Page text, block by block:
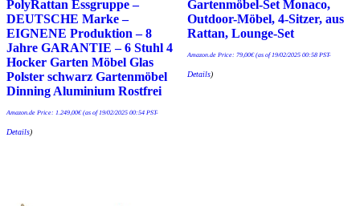
PolyRattan Essgruppe –
DEUTSCHE Marke –
EIGNENE Produktion – 8
Jahre GARANTIE – 6 Stuhl 4
Hocker Garten Möbel Glas
Polster schwarz Gartenmöbel
Dinning Aluminium Rostfrei
Amazon.de Price: 1.249,00€(as of 19/02/2025 00:54 PST-
Details)
Gartenmöbel-Set Monaco,
Outdoor-Möbel, 4-Sitzer, aus
Rattan, Lounge-Set
Amazon.de Price: 79,00€(as of 19/02/2025 00:58 PST-
Details)